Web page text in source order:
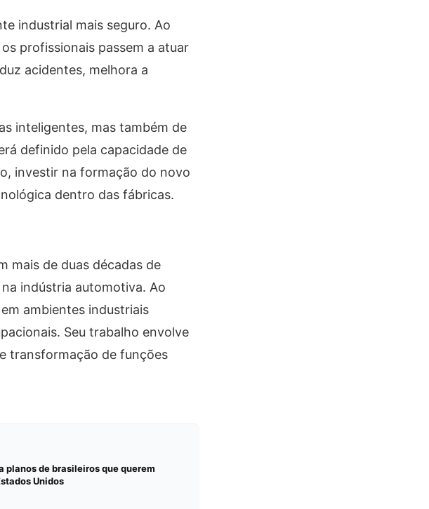
industrial mais seguro. Ao
profissionais passem a atuar
acidentes, melhora a
inteligentes, mas também de
definido pela capacidade de
investir na formação do novo
dentro das fábricas.
mais de duas décadas de
indústria automotiva. Ao
ambientes industriais
Seu trabalho envolve
transformação de funções
planos de brasileiros que querem
Unidos